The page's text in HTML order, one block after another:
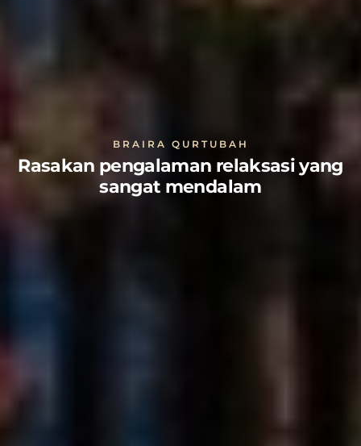
BRAIRA QURTUBAH
Rasakan pengalaman relaksasi yang
sangat mendalam